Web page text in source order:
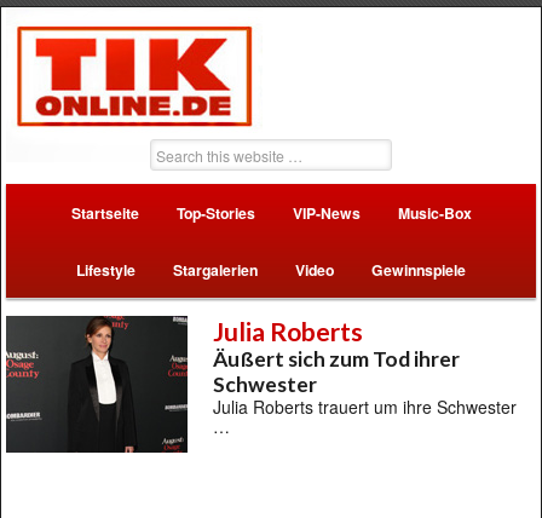
Startseite Top-Stories VIP-News Music-Box
Lifestyle Stargalerien Video Gewinnspiele
Julia Roberts
Äußert sich zum Tod ihrer
Schwester
Julia Roberts trauert um ihre Schwester
…